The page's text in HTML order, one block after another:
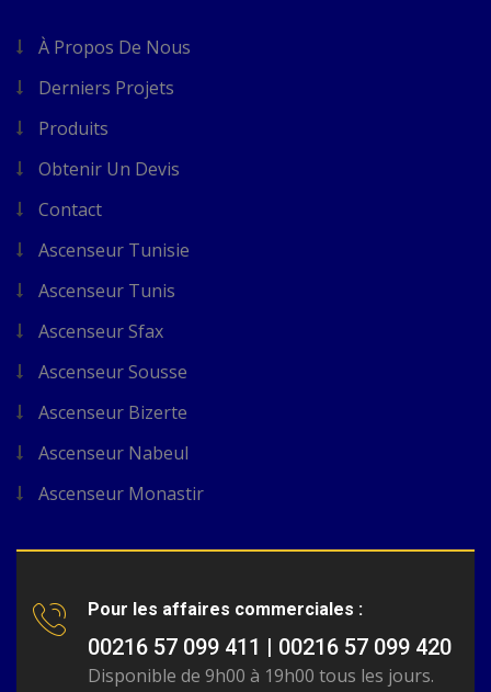
À Propos De Nous
Derniers Projets
Produits
Obtenir Un Devis
Contact
Ascenseur Tunisie
Ascenseur Tunis
Ascenseur Sfax
Ascenseur Sousse
Ascenseur Bizerte
Ascenseur Nabeul
Ascenseur Monastir
Pour les affaires commerciales :
00216 57 099 411 | 00216 57 099 420
Disponible de 9h00 à 19h00 tous les jours.